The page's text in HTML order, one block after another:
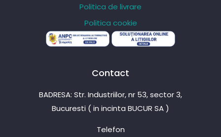
Politica de livrare
Politica cookie
Contact
BADRESA: Str. Industriilor, nr 53, sector 3,
Bucuresti ( in incinta BUCUR SA )
Telefon